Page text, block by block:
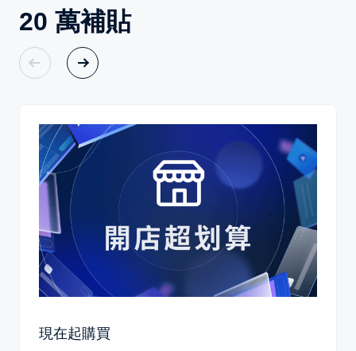
20 萬補貼
現在起購買